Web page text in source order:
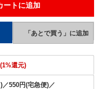
還元)
／550円(宅急便)／